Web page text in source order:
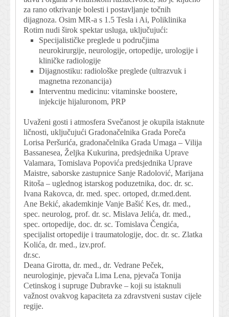
za rano otkrivanje bolesti i postavljanje točnih
dijagnoza. Osim MR-a s 1.5 Tesla i Ai, Poliklinika
Rotim nudi širok spektar usluga, uključujući:
Specijalističke preglede u područjima
neurokirurgije, neurologije, ortopedije, urologije i
kliničke radiologije
Dijagnostiku: radiološke preglede (ultrazvuk i
magnetna rezonancija)
Interventnu medicinu: vitaminske boostere,
injekcije hijaluronom, PRP
Uvaženi gosti i atmosfera Svečanost je okupila istaknute
ličnosti, uključujući Gradonačelnika Grada Poreča
Lorisa Peršurića, gradonačelnika Grada Umaga – Vilija
Bassanesea, Željka Kukurina, predsjednika Uprave
Valamara, Tomislava Popovića predsjednika Uprave
Maistre, saborske zastupnice Sanje Radolović, Marijana
Ritoša – uglednog istarskog poduzetnika, doc. dr. sc.
Ivana Rakovca, dr. med. spec. ortoped, dr.med.dent.
Ane Bekić, akademkinje Vanje Bašić Kes, dr. med.,
spec. neurolog, prof. dr. sc. Mislava Jelića, dr. med.,
spec. ortopedije, doc. dr. sc. Tomislava Čengića,
specijalist ortopedije i traumatologije, doc. dr. sc. Zlatka
Kolića, dr. med., izv.prof.
dr.sc.
Deana Girotta, dr. med., dr. Vedrane Peček,
neurologinje, pjevača Lima Lena, pjevača Tonija
Cetinskog i supruge Dubravke – koji su istaknuli
važnost ovakvog kapaciteta za zdravstveni sustav cijele
regije.